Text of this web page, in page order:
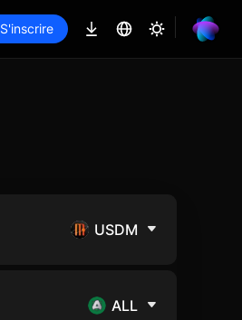
S'inscrire
USDM
ALL